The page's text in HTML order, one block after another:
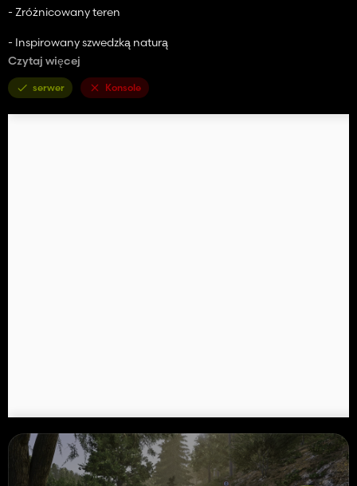
- Zróżnicowany teren
- Inspirowany szwedzką naturą
- Ponad 30 000 drzew
- Tartaki najwyższej klasy
Czytaj więcej
serwer Konsole